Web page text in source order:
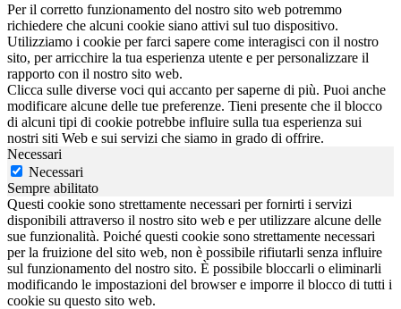
Per il corretto funzionamento del nostro sito web potremmo
richiedere che alcuni cookie siano attivi sul tuo dispositivo.
Utilizziamo i cookie per farci sapere come interagisci con il nostro
sito, per arricchire la tua esperienza utente e per personalizzare il
rapporto con il nostro sito web.
Clicca sulle diverse voci qui accanto per saperne di più. Puoi anche
modificare alcune delle tue preferenze. Tieni presente che il blocco
di alcuni tipi di cookie potrebbe influire sulla tua esperienza sui
nostri siti Web e sui servizi che siamo in grado di offrire.
Necessari
Necessari
Sempre abilitato
Questi cookie sono strettamente necessari per fornirti i servizi
disponibili attraverso il nostro sito web e per utilizzare alcune delle
sue funzionalità. Poiché questi cookie sono strettamente necessari
per la fruizione del sito web, non è possibile rifiutarli senza influire
sul funzionamento del nostro sito. È possibile bloccarli o eliminarli
modificando le impostazioni del browser e imporre il blocco di tutti i
cookie su questo sito web.